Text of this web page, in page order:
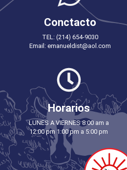
Conctacto
TEL: (214) 654-9030
Email: emanueldist@aol.com
Horarios
LUNES A VIERNES 8:00 am a
12:00 pm 1:00 pm a 5:00 pm